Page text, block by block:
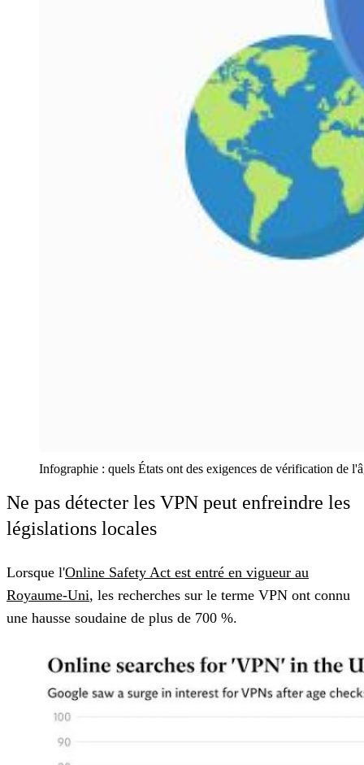
Infographie : quels États ont des exigences de vérification de
Ne pas détecter les VPN peut enfreindre les
législations locales
Lorsque l'Online Safety Act est entré en vigueur au
Royaume-Uni, les recherches sur le terme VPN ont connu
une hausse soudaine de plus de 700 %.